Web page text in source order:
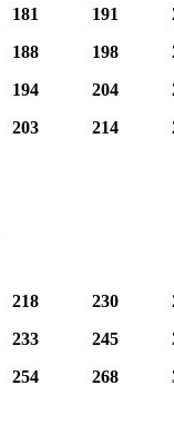
181
188
194
203
191
198
204
214
218
233
254
230
245
268